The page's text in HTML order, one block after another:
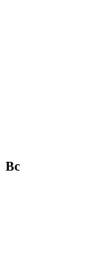
Вс